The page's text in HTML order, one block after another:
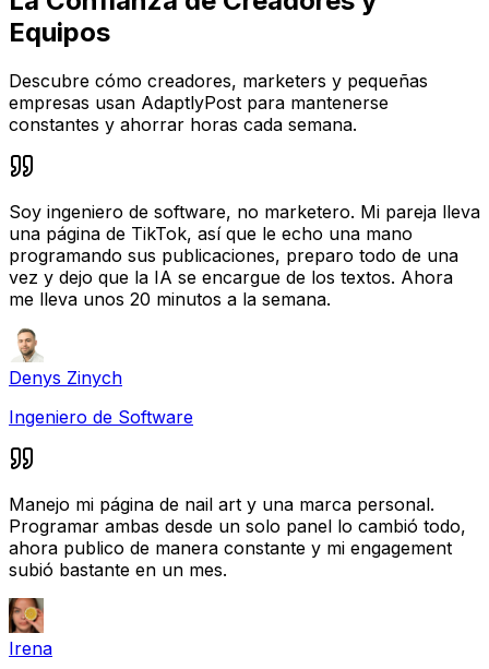
Equipos
Descubre cómo creadores, marketers y pequeñas
empresas usan AdaptlyPost para mantenerse
constantes y ahorrar horas cada semana.
Soy ingeniero de software, no marketero. Mi pareja lleva
una página de TikTok, así que le echo una mano
programando sus publicaciones, preparo todo de una
vez y dejo que la IA se encargue de los textos. Ahora
me lleva unos 20 minutos a la semana.
Denys Zinych
Ingeniero de Software
Manejo mi página de nail art y una marca personal.
Programar ambas desde un solo panel lo cambió todo,
ahora publico de manera constante y mi engagement
subió bastante en un mes.
Irena